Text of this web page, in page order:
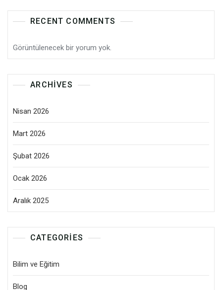
RECENT COMMENTS
Görüntülenecek bir yorum yok.
ARCHIVES
Nisan 2026
Mart 2026
Şubat 2026
Ocak 2026
Aralık 2025
CATEGORIES
Bilim ve Eğitim
Blog